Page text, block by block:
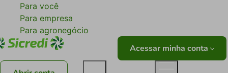
Para você
Para empresa
Para agronegócio
Acessar minha conta